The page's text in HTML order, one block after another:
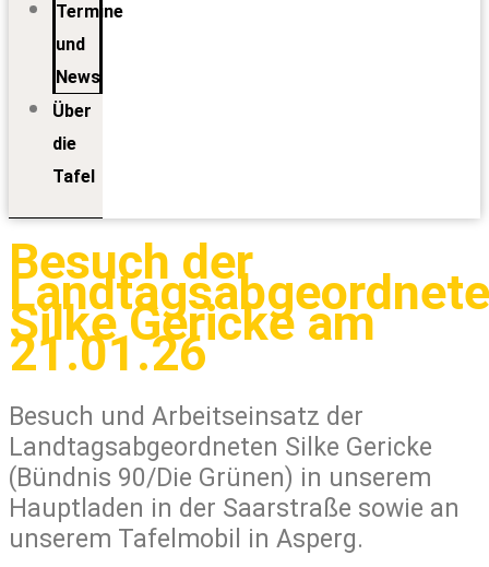
Termine
und
News
Über
die
Tafel
Besuch der
Silke Gericke am
21.01.26
Besuch und Arbeitseinsatz der
Landtagsabgeordneten Silke Gericke
(Bündnis 90/Die Grünen) in unserem
Hauptladen in der Saarstraße sowie an
unserem Tafelmobil in Asperg.